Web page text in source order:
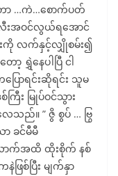
တာ …ကဲ…စောက်ပတ်
လီးအဝင်လွယ်ရအောင်
းကို လက်နှင့်လျှိုစမ်း၍
ရွှဲနေပါပြီ ငါ
ြောရင်းဆိုရင်း သူမ
ြီး မြုပ်ဝင်သွား
ည်။ ” ဇွိ စွပ် … ဗြွ
ခင်မီမီ
ာက်အထိ ထိုးစိုက် နစ်
ြစ်ပြီး မျက်နှာ